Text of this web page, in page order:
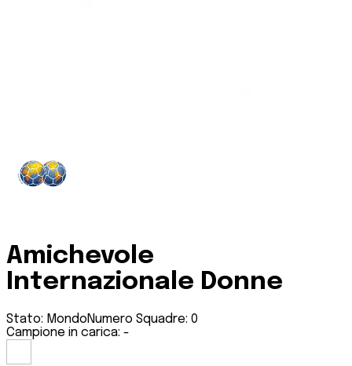
Amichevole
Internazionale Donne
Stato: MondoNumero Squadre: 0
Campione in carica: -